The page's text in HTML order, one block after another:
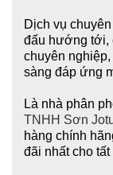
Dịch vụ
đấu hướng tới,
chuyên
sàng đáp ứng
Là nhà phân
TNHH Sơn
hàng chính
đãi nhất cho